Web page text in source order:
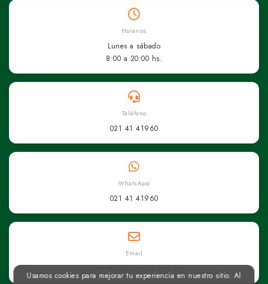
Horarios
Lunes a sábado
8:00 a 20:00 hs.
Teléfono
021 41 41960
WhatsApp
021 41 41960
Email
superseis@superseis.com.py
Usamos cookies para mejorar tu experiencia en nuestro sitio. Al